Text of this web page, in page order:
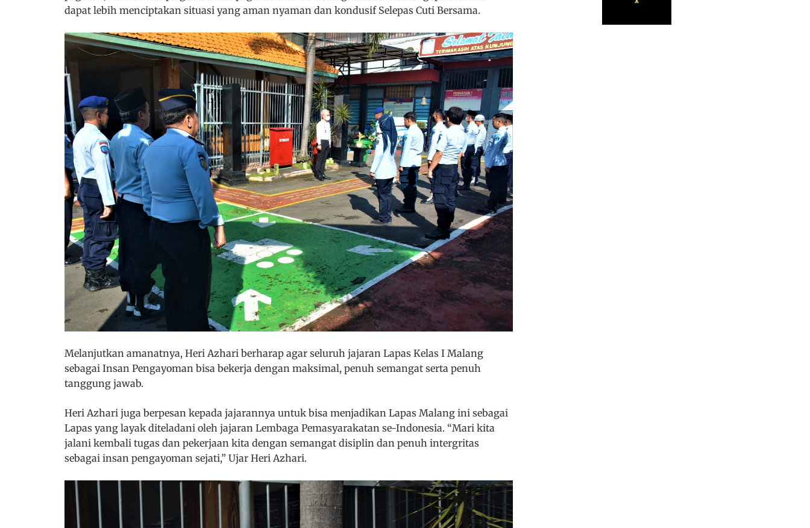
dapat lebih menciptakan situasi yang aman nyaman dan kondusif Selepas Cuti Bersama.
Melanjutkan amanatnya, Heri Azhari berharap agar seluruh jajaran Lapas Kelas I Malang
sebagai Insan Pengayoman bisa bekerja dengan maksimal, penuh semangat serta penuh
tanggung jawab.
Heri Azhari juga berpesan kepada jajarannya untuk bisa menjadikan Lapas Malang ini sebagai
Lapas yang layak diteladani oleh jajaran Lembaga Pemasyarakatan se-Indonesia. “Mari kita
jalani kembali tugas dan pekerjaan kita dengan semangat disiplin dan penuh intergritas
sebagai insan pengayoman sejati,” Ujar Heri Azhari.